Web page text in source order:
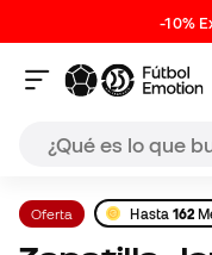
-10%
Oferta Hasta 162